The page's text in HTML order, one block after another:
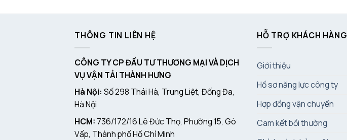
THÔNG TIN LIÊN HỆ
CÔNG TY CP ĐẦU TƯ THƯƠNG MẠI VÀ DỊCH
VỤ VẬN TẢI THÀNH HƯNG
Hà Nội: Số 298 Thái Hà, Trung Liệt, Đống Đa,
Hà Nội
HCM: 736/172/16 Lê Đức Thọ, Phường 15, Gò
Vấp, Thành phố Hồ Chí Minh
HỖ TRỢ KHÁCH HÀNG
Giới thiệu
Hồ sơ năng lực công ty
Hợp đồng vận chuyển
Cam kết bồi thường